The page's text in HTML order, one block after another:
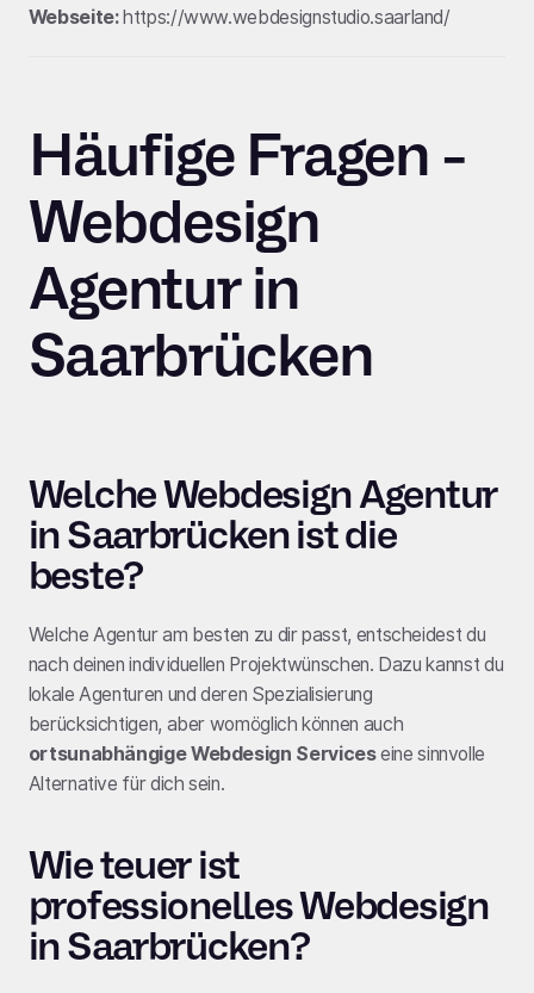
Webseite:https://www.webdesignstudio.saarland/
Häufige Fragen -
Webdesign
Agentur in
Saarbrücken
Welche Webdesign Agentur
in Saarbrücken ist die
beste?
Welche Agentur am besten zu dir passt, entscheidest du
nach deinen individuellen Projektwünschen. Dazu kannst du
lokale Agenturen und deren Spezialisierung
berücksichtigen, aber womöglich können auch
ortsunabhängige Webdesign Serviceseine sinnvolle
Alternative für dich sein.
Wie teuer ist
professionelles Webdesign
in Saarbrücken?